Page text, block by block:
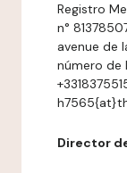
Registro
n°
avenue de
número de
Director